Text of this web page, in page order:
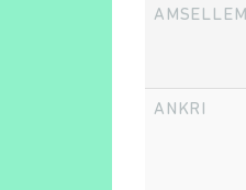
AMSELLEM
ANKRI